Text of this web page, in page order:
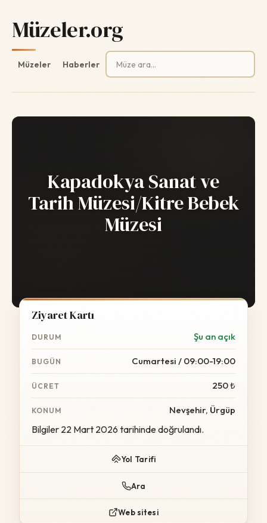
Müzeler.org
Müzeler Haberler
Arama:
Kapadokya Sanat ve
Tarih Müzesi/Kitre Bebek
Müzesi
Ziyaret Kartı
DURUM Şu an açık
BUGÜN Cumartesi / 09:00-19:00
ÜCRET 250 ₺
KONUM Nevşehir, Ürgüp
Bilgiler 22 Mart 2026 tarihinde doğrulandı.
Yol Tarifi
Ara
Web sitesi